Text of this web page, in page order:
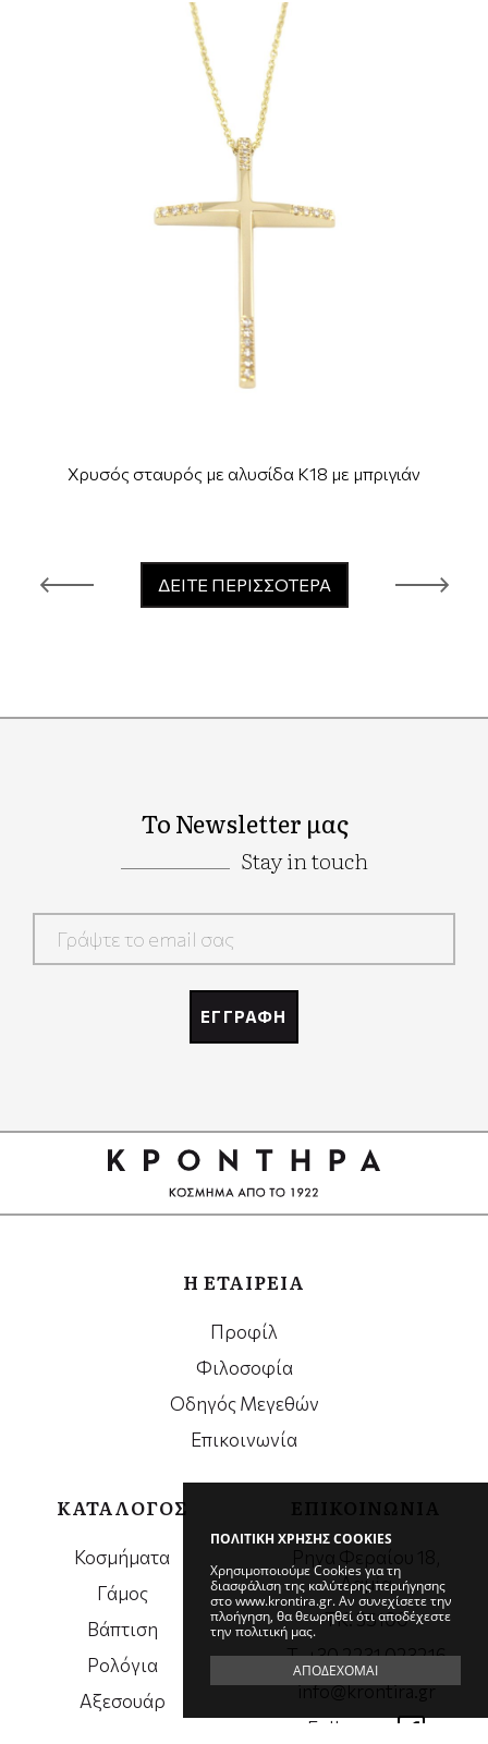
ΠΟΛΙΤΙΚΗ ΧΡΗΣΗΣ COOKIES
Χρησιμοποιούμε Cookies για τη
διασφάλιση της καλύτερης περιήγησης
στο www.krontira.gr. Αν συνεχίσετε την
πλοήγηση, θα θεωρηθεί ότι αποδέχεστε
την πολιτική μας.
ΑΠΟΔΕΧΟΜΑΙ
Χρυσός σταυρός με αλυσίδα Κ18 με μπριγιάν
ΔΕΙΤΕ ΠΕΡΙΣΣΟΤΕΡΑ
Το Newsletter μας
Stay in touch
ΕΓΓΡΑΦΗ
Η ΕΤΑΙΡΕΙΑ
Προφίλ
Φιλοσοφία
Οδηγός Μεγεθών
Επικοινωνία
ΚΑΤΑΛΟΓΟΣ
Κοσμήματα
Γάμος
Βάπτιση
Ρολόγια
Αξεσουάρ
Λαμία
ΤΚ. 35100
Τ. +30 2231 023216
info@krontira.gr
Follow us